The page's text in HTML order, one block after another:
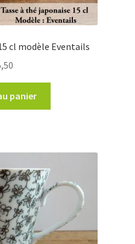
cl modèle Eventails
panier